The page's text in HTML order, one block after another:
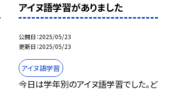
アイヌ語学習がありました
公開日 2025/05/23
更新日 2025/05/23
アイヌ語学習
今日は学年別のアイヌ語学習でした。ど